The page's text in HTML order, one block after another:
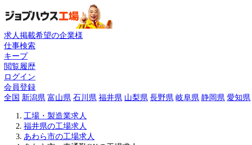
求人掲載希望の企業様
仕事検索
キープ
閲覧履歴
ログイン
会員登録
全国 新潟県 富山県 石川県 福井県 山梨県 長野県 岐阜県 静岡県 愛知県
工場・製造業求人
福井県の工場求人
あわら市の工場求人